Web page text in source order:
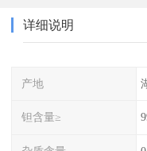
详细说明
产地
钽含量≥